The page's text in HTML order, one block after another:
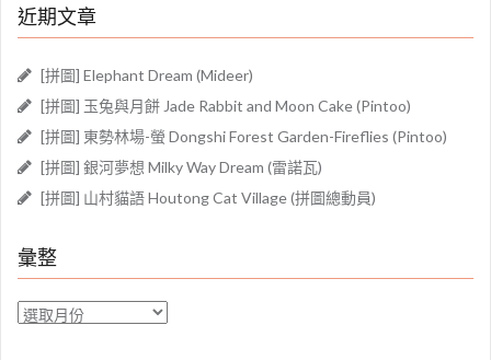
字:
近期文章
[拼圖] Elephant Dream (Mideer)
[拼圖] 玉兔與月餅 Jade Rabbit and Moon Cake (Pintoo)
[拼圖] 東勢林場-螢 Dongshi Forest Garden-Fireflies (Pintoo)
[拼圖] 銀河夢想 Milky Way Dream (雷諾瓦)
[拼圖] 山村貓語 Houtong Cat Village (拼圖總動員)
彙整
彙